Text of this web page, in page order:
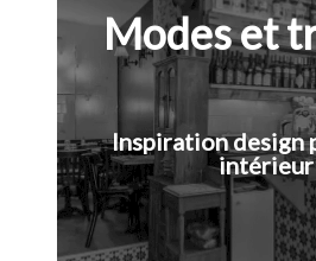
Modes et
Inspiration design
intérieur